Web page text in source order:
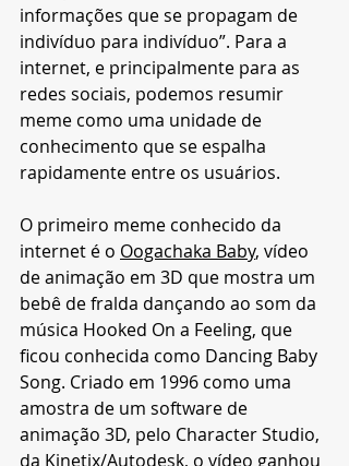
informações que se propagam de
indivíduo para indivíduo”. Para a
internet, e principalmente para as
redes sociais, podemos resumir
meme como uma unidade de
conhecimento que se espalha
rapidamente entre os usuários.
O primeiro meme conhecido da
internet é o Oogachaka Baby, vídeo
de animação em 3D que mostra um
bebê de fralda dançando ao som da
música Hooked On a Feeling, que
ficou conhecida como Dancing Baby
Song. Criado em 1996 como uma
amostra de um software de
animação 3D, pelo Character Studio,
da Kinetix/Autodesk, o vídeo ganhou